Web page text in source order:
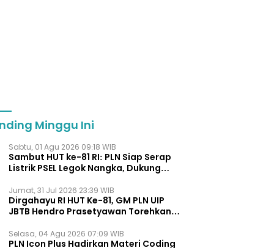
Minggu Ini
Sabtu, 01 Agu 2026 09:18 WIB
Sambut HUT ke-81 RI: PLN Siap Serap
Listrik PSEL Legok Nangka, Dukung
Jumat, 31 Jul 2026 23:39 WIB
Dirgahayu RI HUT Ke-81, GM PLN UIP
JBTB Hendro Prasetyawan Torehkan
Energi Regional.
Selasa, 04 Agu 2026 07:09 WIB
PLN Icon Plus Hadirkan Materi Coding